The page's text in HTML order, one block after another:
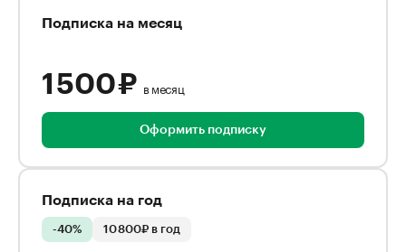
Подписка на месяц
1 500 ₽ в месяц
Оформить подписку
Подписка на год
-40% 10 800₽ в год